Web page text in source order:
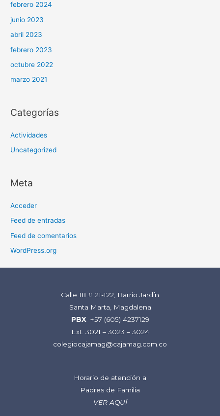
febrero 2024
junio 2023
abril 2023
febrero 2023
octubre 2022
marzo 2021
Categorías
Actividades
Uncategorized
Meta
Acceder
Feed de entradas
Feed de comentarios
WordPress.org
Calle 18 # 21-122, Barrio Jardín
Santa Marta, Magdalena
PBX +57 (605) 4237129
Ext. 3021 – 3023 – 3024
colegiocajamag@cajamag.com.co
Horario de atención a
Padres de Familia
VER AQUÍ